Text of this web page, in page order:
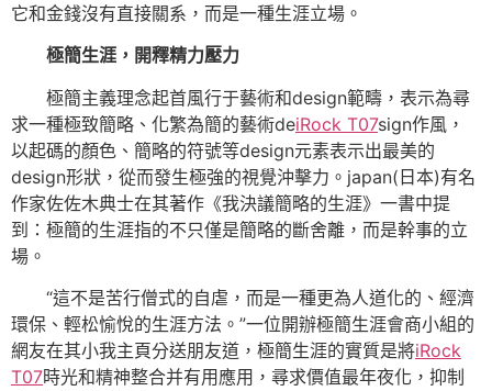
它和金錢沒有直接關系，而是一種生涯立場。
極簡生涯，開釋精力壓力
極簡主義理念起首風行于藝術和design範疇，表示為尋
求一種極致簡略、化繁為簡的藝術deiRock T07sign作風，
以起碼的顏色、簡略的符號等design元素表示出最美的
design形狀，從而發生極強的視覺沖擊力。japan(日本)有名
作家佐佐木典士在其著作《我決議簡略的生涯》一書中提
到：極簡的生涯指的不只僅是簡略的斷舍離，而是幹事的立
場。
“這不是苦行僧式的自虐，而是一種更為人道化的、經濟
環保、輕松愉悅的生涯方法。”一位開辦極簡生涯會商小組的
網友在其小我主頁分送朋友道，極簡生涯的實質是將iRock
T07時光和精神整合并有用應用，尋求價值最年夜化，抑制